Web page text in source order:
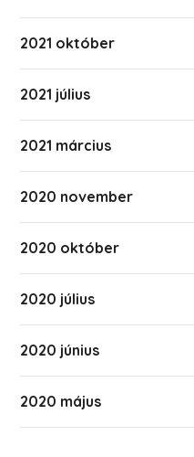
2021 október
2021 július
2021 március
2020 november
2020 október
2020 július
2020 június
2020 május